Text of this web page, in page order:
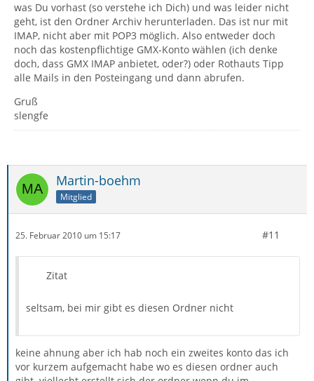
was Du vorhast (so verstehe ich Dich) und was leider nicht
geht, ist den Ordner Archiv herunterladen. Das ist nur mit
IMAP, nicht aber mit POP3 möglich. Also entweder doch
noch das kostenpflichtige GMX-Konto wählen (ich denke
doch, dass GMX IMAP anbietet, oder?) oder Rothauts Tipp
alle Mails in den Posteingang und dann abrufen.
Gruß
slengfe
Martin-boehm
Mitglied
25. Februar 2010 um 15:17 #11
Zitat
seltsam, bei mir gibt es diesen Ordner nicht
keine ahnung aber ich hab noch ein zweites konto das ich
vor kurzem aufgemacht habe wo es diesen ordner auch